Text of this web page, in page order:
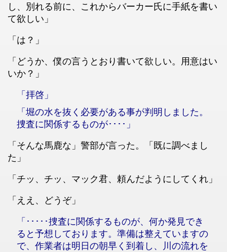
し、別れる前に、これからバーカー氏に手紙を書い
て欲しい」
「は？」
「どうか、僕の言うとおり書いて欲しい。用意はい
いか？」
「拝啓」
「堀の水を抜く必要がある事が判明しました。
捜査に関係するものが････」
「そんな馬鹿な」警部が言った。「既に調べまし
た」
「チッ、チッ、マック君、頼んだようにしてくれ」
「ええ、どうぞ」
「･････捜査に関係するものが、何か発見でき
ると予想しております。準備は整えていますの
で、作業者は明日の朝早く到着し、川の流れを